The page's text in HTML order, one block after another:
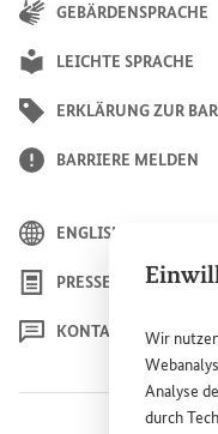
Wir
Analyse
durch
GEBÄRDENSPRACHE
LEICHTE SPRACHE
ERKLÄRUNG ZUR
BARRIERE MELDEN
ENGLISH
PRESSE
KONTAKT